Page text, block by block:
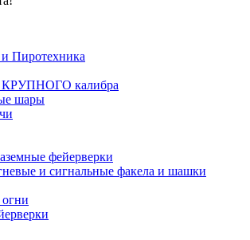
Пиротехника
КРУПНОГО калибра
шары
фейерверки
и сигнальные факела и шашки
огни